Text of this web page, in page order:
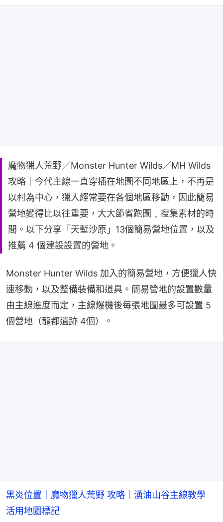
魔物獵人荒野／Monster Hunter Wilds／MH Wilds
攻略｜今代主線一直穿插在地圖不同地區上，不再是
以村為中心，獵人經常要在各個地區移動，因此簡易
營地變得比以往重要，大大節省跑圖﹑搜集素材的時
間。以下分享「天塹沙原」13個簡易營地位置，以及
推薦 4 個建設設置的營地。
Monster Hunter Wilds 加入的簡易營地，方便獵人快
速移動，以及整備裝備和道具。簡易營地的設置數量
由主線進度而定，主線爆機後每張地圖最多可設置 5
個營地（龍都遺跡 4個）。
黑炎位置｜魔物獵人荒野 攻略｜湧油山谷主線教學
活用地圖標記